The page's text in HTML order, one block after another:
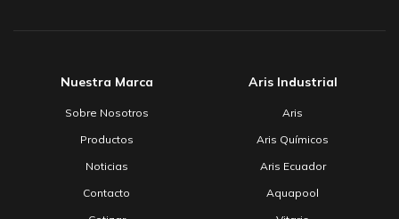
Nuestra Marca
Sobre Nosotros
Productos
Noticias
Contacto
Aris Industrial
Aris
Aris Químicos
Aris Ecuador
Aquapool